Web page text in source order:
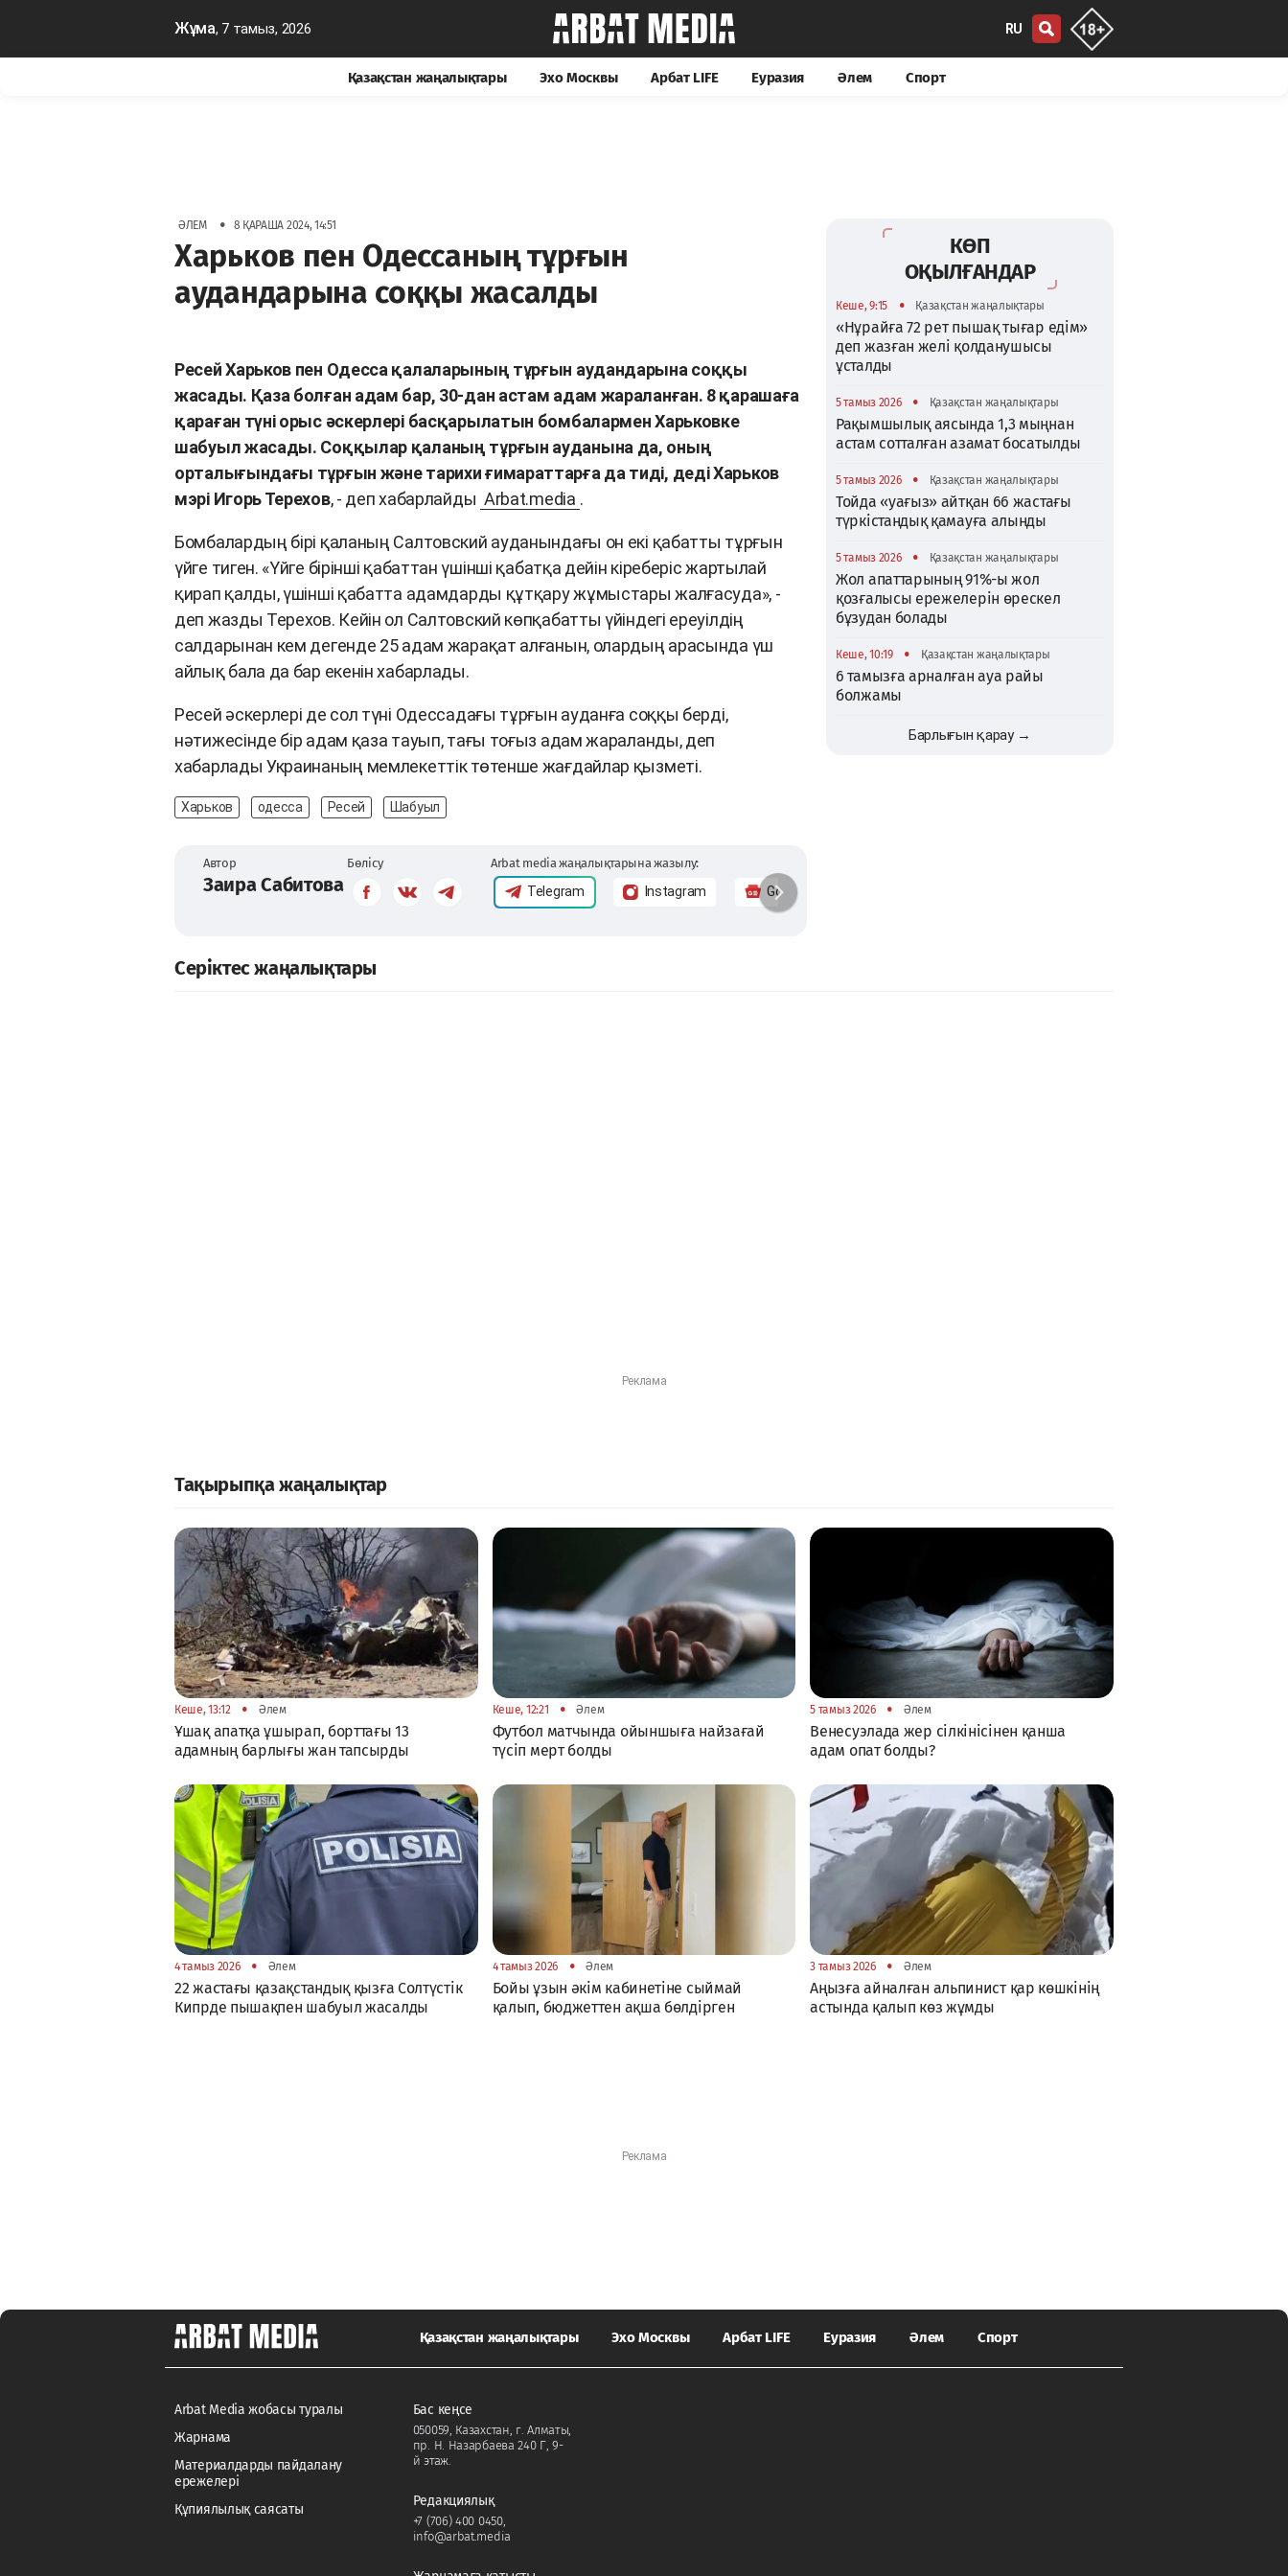
Жұма, 7 тамыз, 2026 RU
Қазақстан жаңалықтары Эхо Москвы Арбат LIFE Еуразия Әлем Спорт
ӘЛЕМ • 8 ҚАРАША 2024, 14:51
Харьков пен Одессаның тұрғын
аудандарына соққы жасалды
Ресей Харьков пен Одесса қалаларының тұрғын аудандарына соққы
жасады. Қаза болған адам бар, 30-дан астам адам жараланған. 8 қарашаға
қараған түні орыс әскерлері басқарылатын бомбалармен Харьковке
шабуыл жасады. Соққылар қаланың тұрғын ауданына да, оның
орталығындағы тұрғын және тарихи ғимараттарға да тиді, деді Харьков
мэрі Игорь Терехов, - деп хабарлайды Arbat.media .
Бомбалардың бірі қаланың Салтовский ауданындағы он екі қабатты тұрғын
үйге тиген. «Үйге бірінші қабаттан үшінші қабатқа дейін кіреберіс жартылай
қирап қалды, үшінші қабатта адамдарды құтқару жұмыстары жалғасуда», -
деп жазды Терехов. Кейін ол Салтовский көпқабатты үйіндегі ереуілдің
салдарынан кем дегенде 25 адам жарақат алғанын, олардың арасында үш
айлық бала да бар екенін хабарлады.
Ресей әскерлері де сол түні Одессадағы тұрғын ауданға соққы берді,
нәтижесінде бір адам қаза тауып, тағы тоғыз адам жараланды, деп
хабарлады Украинаның мемлекеттік төтенше жағдайлар қызметі.
Харьков одесса Ресей Шабуыл
Автор
Заира Сабитова
Бөлісу Arbat media жаңалықтарына жазылу:
Telegram Instagram Google News
КӨП
ОҚЫЛҒАНДАР
Кеше, 9:15 • Қазақстан жаңалықтары
«Нұрайға 72 рет пышақ тығар едім»
деп жазған желі қолданушысы
ұсталды
5 тамыз 2026 • Қазақстан жаңалықтары
Рақымшылық аясында 1,3 мыңнан
астам сотталған азамат босатылды
5 тамыз 2026 • Қазақстан жаңалықтары
Тойда «уағыз» айтқан 66 жастағы
түркістандық қамауға алынды
5 тамыз 2026 • Қазақстан жаңалықтары
Жол апаттарының 91%-ы жол
қозғалысы ережелерін өрескел
бұзудан болады
Кеше, 10:19 • Қазақстан жаңалықтары
6 тамызға арналған ауа райы
болжамы
Барлығын қарау →
Серіктес жаңалықтары
Тақырыпқа жаңалықтар
Кеше, 13:12 • Әлем
Ұшақ апатқа ұшырап, борттағы 13
адамның барлығы жан тапсырды
Кеше, 12:21 • Әлем
Футбол матчында ойыншыға найзағай
түсіп мерт болды
5 тамыз 2026 • Әлем
Венесуэлада жер сілкінісінен қанша
адам опат болды?
4 тамыз 2026 • Әлем
22 жастағы қазақстандық қызға Солтүстік
Кипрде пышақпен шабуыл жасалды
4 тамыз 2026 • Әлем
Бойы ұзын әкім кабинетіне сыймай
қалып, бюджеттен ақша бөлдірген
3 тамыз 2026 • Әлем
Аңызға айналған альпинист қар көшкінің
астында қалып көз жұмды
Қазақстан жаңалықтары Эхо Москвы Арбат LIFE Еуразия Әлем Спорт
Arbat Media жобасы туралы
Жарнама
Материалдарды пайдалану
ережелері
Құпиялылық саясаты
Бас кеңсе
050059, Казахстан, г. Алматы,
пр. Н. Назарбаева 240 Г, 9-
й этаж.
Редакциялық
+7 (706) 400 0450,
info@arbat.media